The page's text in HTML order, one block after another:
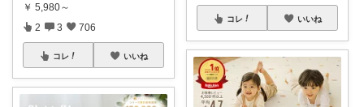
￥ 5,980～
2 3 706
コレ いいね
コレ いいね